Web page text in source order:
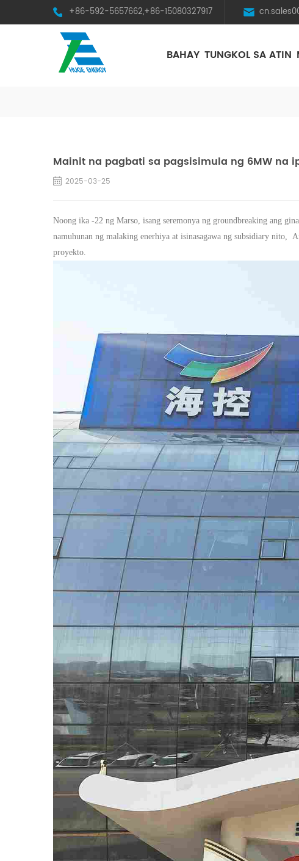
+86-592-5657662,+86-15080327917
BAHAY TUNGKOL SA ATIN
Mainit na pagbati sa pagsisimula ng 6MW na
2025-03-25
Noong ika -22 ng Marso, isang seremonya ng groundbreaking ang
namuhunan ng malaking enerhiya at isinasagawa ng subsidiary nito,
proyekto.